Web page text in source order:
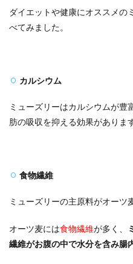
ダイエットや健康にオススメの
べてみました。
カルシウム
ミューズリーはカルシウムが豊
肪の吸収を抑える効果があります
食物繊維
ミューズリーの主原料がオーツ
オーツ麦には食物繊維が多く、
繊維がお腹の中で水分を含み腸